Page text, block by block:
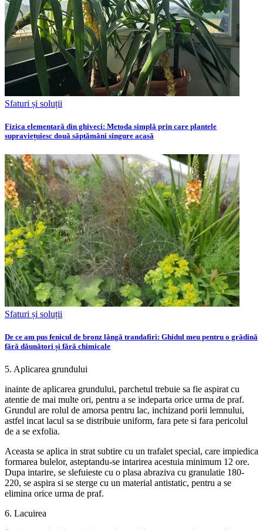
Sfaturi și soluții
Fizica elementară din ghiveci: Metoda simplă prin care plantele
supraviețuiesc două săptămâni singure acasă
Sfaturi și soluții
De ce am pus fenicul de bronz lângă trandafiri: Ghidul meu pentru o grădină
fără dăunători și fără chimicale
5. Aplicarea grundului
inainte de aplicarea grundului, parchetul trebuie sa fie aspirat cu
atentie de mai multe ori, pentru a se indeparta orice urma de praf.
Grundul are rolul de amorsa pentru lac, inchizand porii lemnului,
astfel incat lacul sa se distribuie uniform, fara pete si fara pericolul
de a se exfolia.
Aceasta se aplica in strat subtire cu un trafalet special, care impiedica
formarea bulelor, asteptandu-se intarirea acestuia minimum 12 ore.
Dupa intarire, se slefuieste cu o plasa abraziva cu granulatie 180-
220, se aspira si se sterge cu un material antistatic, pentru a se
elimina orice urma de praf.
6. Lacuirea